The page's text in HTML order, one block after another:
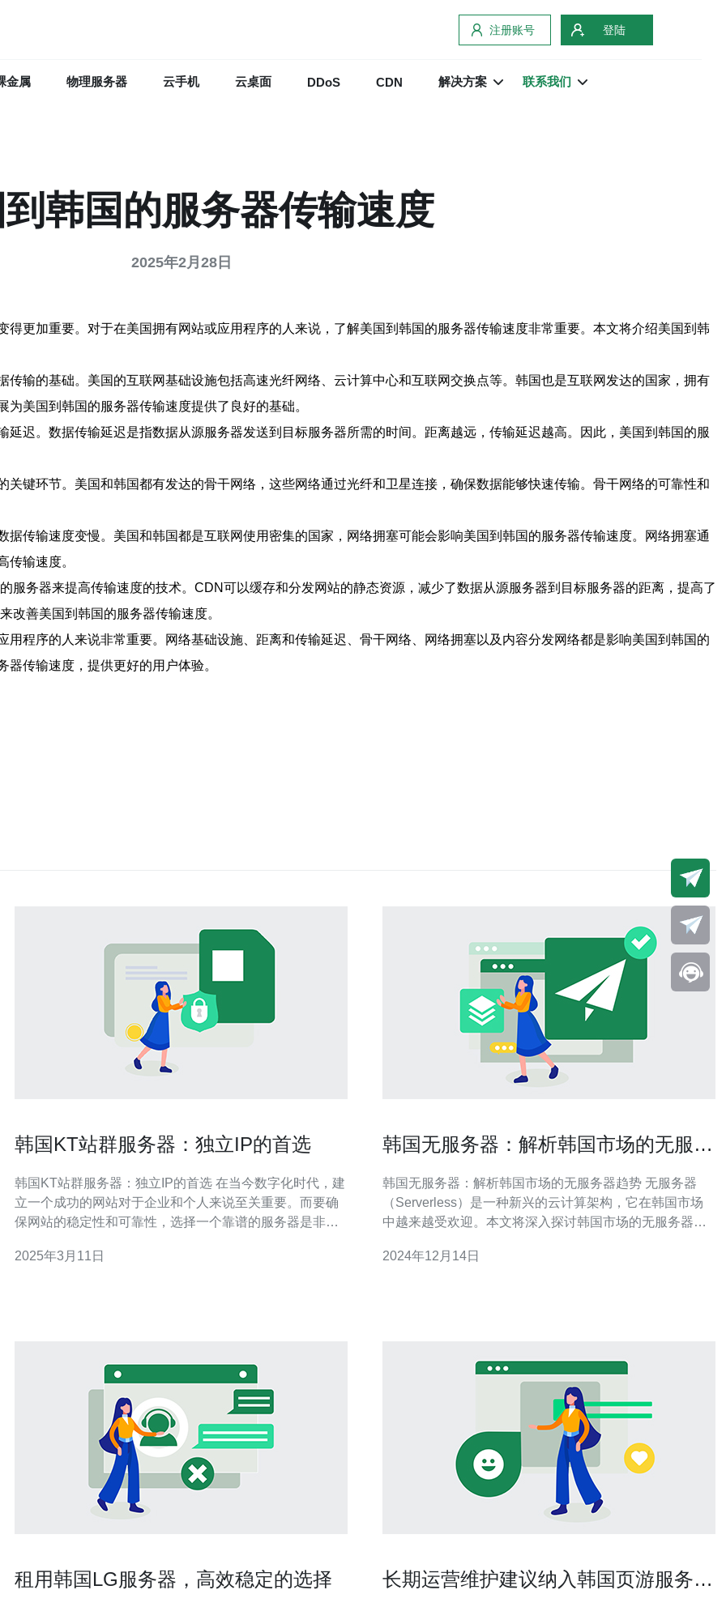
注册账号 登陆
金属 物理服务器 云手机 云桌面 DDoS CDN 解决方案 联系我们
韩国的服务器传输速度
2025年2月28日
更加重要。对于在美国拥有网站或应用程序的人来说，了解美国到韩国的服务器传输速度非常重要。本文将介绍美国到韩
输的基础。美国的互联网基础设施包括高速光纤网络、云计算中心和互联网交换点等。韩国也是互联网发达的国家，拥有
美国到韩国的服务器传输速度提供了良好的基础。
迟。数据传输延迟是指数据从源服务器发送到目标服务器所需的时间。距离越远，传输延迟越高。因此，美国到韩国的服
键环节。美国和韩国都有发达的骨干网络，这些网络通过光纤和卫星连接，确保数据能够快速传输。骨干网络的可靠性和
传输速度变慢。美国和韩国都是互联网使用密集的国家，网络拥塞可能会影响美国到韩国的服务器传输速度。网络拥塞通
传输速度。
服务器来提高传输速度的技术。CDN可以缓存和分发网站的静态资源，减少了数据从源服务器到目标服务器的距离，提高了
改善美国到韩国的服务器传输速度。
程序的人来说非常重要。网络基础设施、距离和传输延迟、骨干网络、网络拥塞以及内容分发网络都是影响美国到韩国的
传输速度，提供更好的用户体验。
韩国KT站群服务器：独立IP的首选
韩国KT站群服务器：独立IP的首选 在当今数字化时代，建
立一个成功的网站对于企业和个人来说至关重要。而要确
保网站的稳定性和可靠性，选择一个靠谱的服务器是非常
成为了许多人的首选。 与共享IP相比，独立IP具有许多优
2025年3月11日
韩国无服务器：解析韩国市场的无服务
韩国无服务器：解析韩国市场的无服务器趋势 无服务器
（Serverless）是一种新兴的云计算架构，它在韩国市场
中越来越受欢迎。本文将深入探讨韩国市场的无服务器趋
务器并不意味着没有服务器存在，而是指开发者无需关注
2024年12月14日
租用韩国LG服务器，高效稳定的选择
长期运营维护建议纳入韩国页游服务器